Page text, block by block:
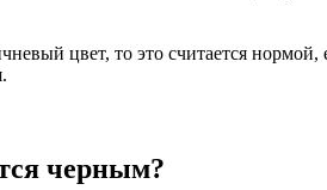
цвет, то это считается нормой,
черным?